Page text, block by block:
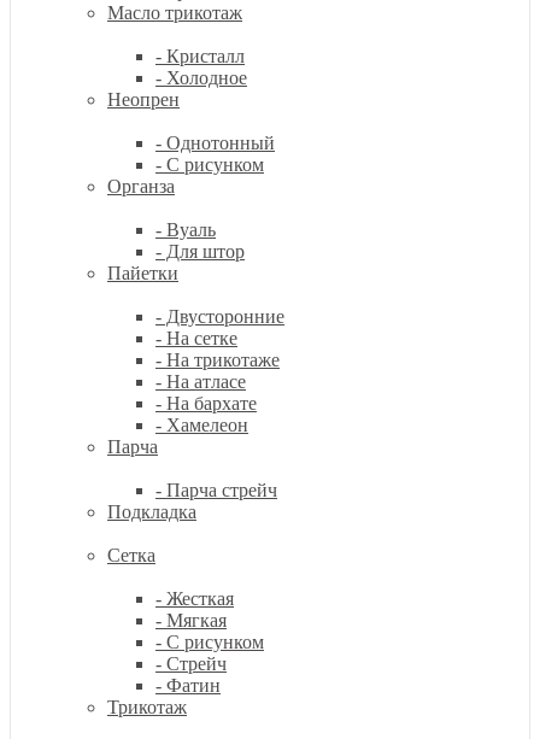
Масло трикотаж
- Кристалл
- Холодное
Неопрен
- Однотонный
- С рисунком
Органза
- Вуаль
- Для штор
Пайетки
- Двусторонние
- На сетке
- На трикотаже
- На атласе
- На бархате
- Хамелеон
Парча
- Парча стрейч
Подкладка
Сетка
- Жесткая
- Мягкая
- С рисунком
- Стрейч
- Фатин
Трикотаж